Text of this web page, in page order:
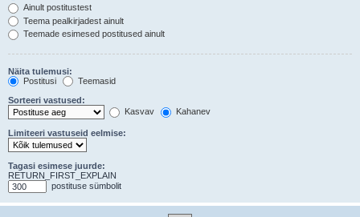
Ainult postitustest
Teema pealkirjadest ainult
Teemade esimesed postitused ainult
Näita tulemusi:
Postitusi
Teemasid
Sorteeri vastused:
Kasvav
Kahanev
Limiteeri vastuseid eelmise:
Tagasi esimese juurde:
RETURN_FIRST_EXPLAIN
postituse sümbolit